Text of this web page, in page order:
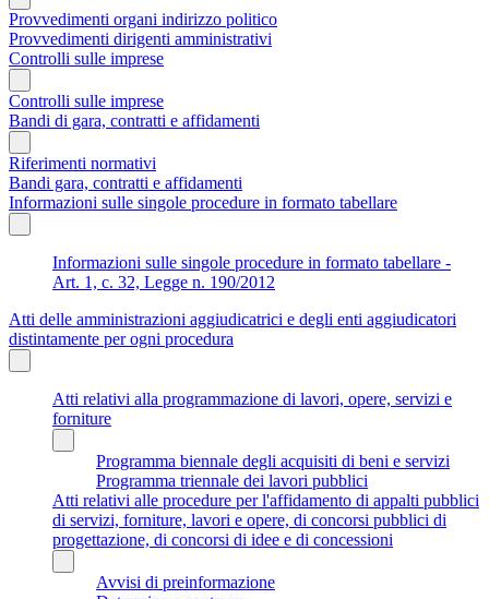
Provvedimenti organi indirizzo politico
Provvedimenti dirigenti amministrativi
Controlli sulle imprese
Controlli sulle imprese
Bandi di gara, contratti e affidamenti
Riferimenti normativi
Bandi gara, contratti e affidamenti
Informazioni sulle singole procedure in formato tabellare
Informazioni sulle singole procedure in formato tabellare -
Art. 1, c. 32, Legge n. 190/2012
Atti delle amministrazioni aggiudicatrici e degli enti aggiudicatori
distintamente per ogni procedura
Atti relativi alla programmazione di lavori, opere, servizi e
forniture
Programma biennale degli acquisiti di beni e servizi
Programma triennale dei lavori pubblici
Atti relativi alle procedure per l'affidamento di appalti pubblici
di servizi, forniture, lavori e opere, di concorsi pubblici di
progettazione, di concorsi di idee e di concessioni
Avvisi di preinformazione